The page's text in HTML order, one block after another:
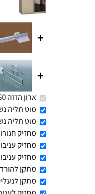
+
+
ארון הזזה 160 כולל מראה. ר.א ריהוט
מוט תליה
מוט תליה
מחזיק
מחזיק
מחזיק
מתקן להורדת
מתקן